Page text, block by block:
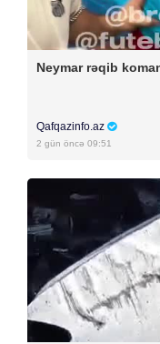
Neymar rəqib
Qafqazinfo.az
2 gün öncə 09:51